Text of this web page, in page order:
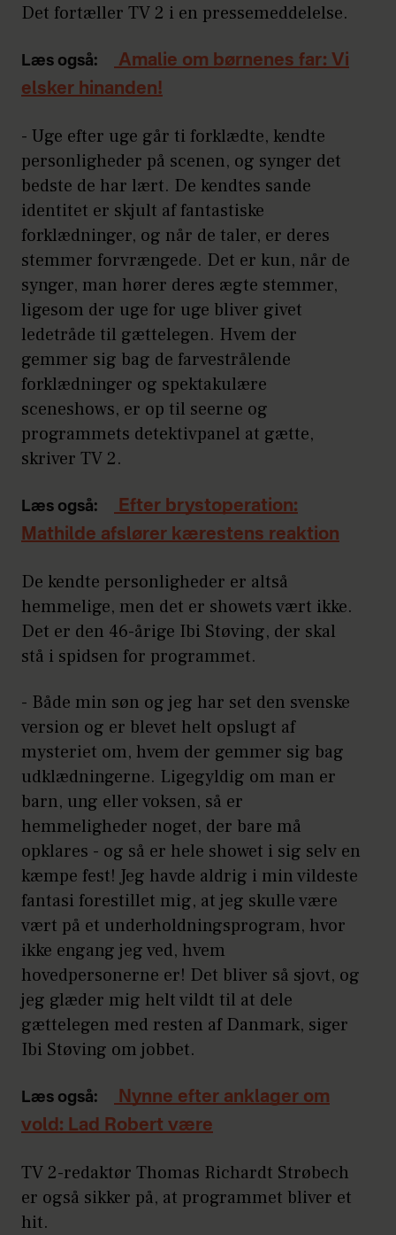
Det fortæller TV 2 i en pressemeddelelse.
Læs også:
Amalie om børnenes far: Vi
elsker hinanden!
- Uge efter uge går ti forklædte, kendte
personligheder på scenen, og synger det
bedste de har lært. De kendtes sande
identitet er skjult af fantastiske
forklædninger, og når de taler, er deres
stemmer forvrængede. Det er kun, når de
synger, man hører deres ægte stemmer,
ligesom der uge for uge bliver givet
ledetråde til gættelegen. Hvem der
gemmer sig bag de farvestrålende
forklædninger og spektakulære
sceneshows, er op til seerne og
programmets detektivpanel at gætte,
skriver TV 2.
Læs også:
Efter brystoperation:
Mathilde afslører kærestens reaktion
De kendte personligheder er altså
hemmelige, men det er showets vært ikke.
Det er den 46-årige Ibi Støving, der skal
stå i spidsen for programmet.
- Både min søn og jeg har set den svenske
version og er blevet helt opslugt af
mysteriet om, hvem der gemmer sig bag
udklædningerne. Ligegyldig om man er
barn, ung eller voksen, så er
hemmeligheder noget, der bare må
opklares - og så er hele showet i sig selv en
kæmpe fest! Jeg havde aldrig i min vildeste
fantasi forestillet mig, at jeg skulle være
vært på et underholdningsprogram, hvor
ikke engang jeg ved, hvem
hovedpersonerne er! Det bliver så sjovt, og
jeg glæder mig helt vildt til at dele
gættelegen med resten af Danmark, siger
Ibi Støving om jobbet.
Læs også:
Nynne efter anklager om
vold: Lad Robert være
TV 2-redaktør Thomas Richardt Strøbech
er også sikker på, at programmet bliver et
hit.